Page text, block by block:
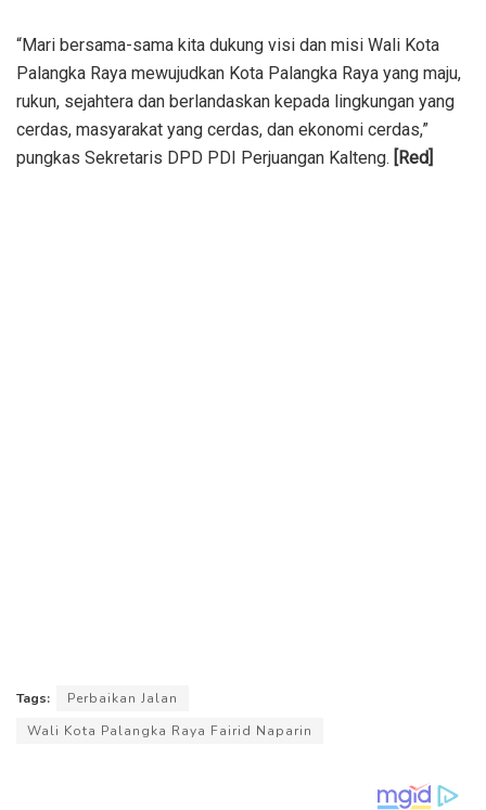
“Mari bersama-sama kita dukung visi dan misi Wali Kota
Palangka Raya mewujudkan Kota Palangka Raya yang maju,
rukun, sejahtera dan berlandaskan kepada lingkungan yang
cerdas, masyarakat yang cerdas, dan ekonomi cerdas,”
pungkas Sekretaris DPD PDI Perjuangan Kalteng. [Red]
Tags:
Perbaikan Jalan
Wali Kota Palangka Raya Fairid Naparin